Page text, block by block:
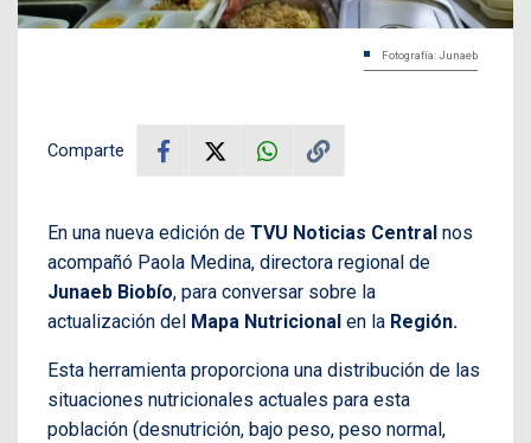
Fotografía: Junaeb
Comparte
En una nueva edición de TVU Noticias Central nos
acompañó Paola Medina, directora regional de
Junaeb Biobío, para conversar sobre la
actualización del Mapa Nutricional en la Región.
Esta herramienta proporciona una distribución de las
situaciones nutricionales actuales para esta
población (desnutrición, bajo peso, peso normal,